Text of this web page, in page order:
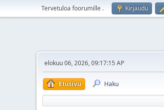
Tervetuloa foorumille . Kirjaudu
elokuu 06, 2026, 09:17:15 AP
Etusivu Haku